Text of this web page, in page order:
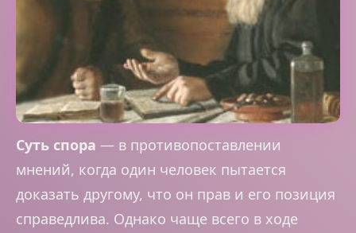
Суть спора — в противопоставлении
мнений, когда один человек пытается
доказать другому, что он прав и его позиция
справедлива. Однако чаще всего в ходе